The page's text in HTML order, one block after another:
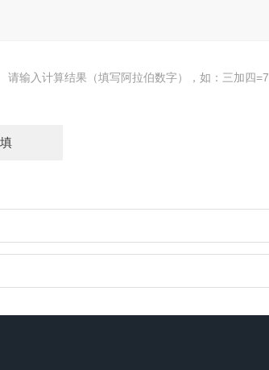
请输入计算结果（填写阿拉伯数字），如：三加四=7